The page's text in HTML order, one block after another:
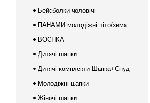
Бейсболки чоловічі
ПАНАМИ молодіжні літо/зима
ВОЄНКА
Дитячі шапки
Дитячі комплекти Шапка+Снуд
Молодіжні шапки
Жіночі шапки